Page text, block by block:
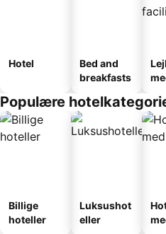
Hotel
Bed and
breakfasts
Populære
Billige
hoteller
Luksushot
eller